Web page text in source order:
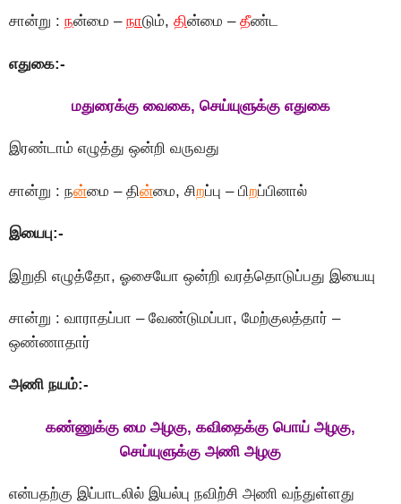
சான்று : நன்மை – நாடும், தின்மை – தீண்ட
எதுகை:-
மதுரைக்கு வைகை, செய்யுளுக்கு எதுகை
இரண்டாம் எழுத்து ஒன்றி வருவது
சான்று : நன்மை – தின்மை, சிறப்பு – பிறப்பினால்
இயைபு:-
இறுதி எழுத்தோ, ஓசையோ ஒன்றி வரத்தொடுப்பது இயையு
சான்று : வாராதப்பா – வேண்டுமப்பா, மேற்குலத்தார் –
ஒண்ணாதார்
அணி நயம்:-
கண்ணுக்கு மை அழகு, கவிதைக்கு பொய் அழகு,
செய்யுளுக்கு அணி அழகு
என்பதற்கு இப்பாடலில் இயல்பு நவிற்சி அணி வந்துள்ளது